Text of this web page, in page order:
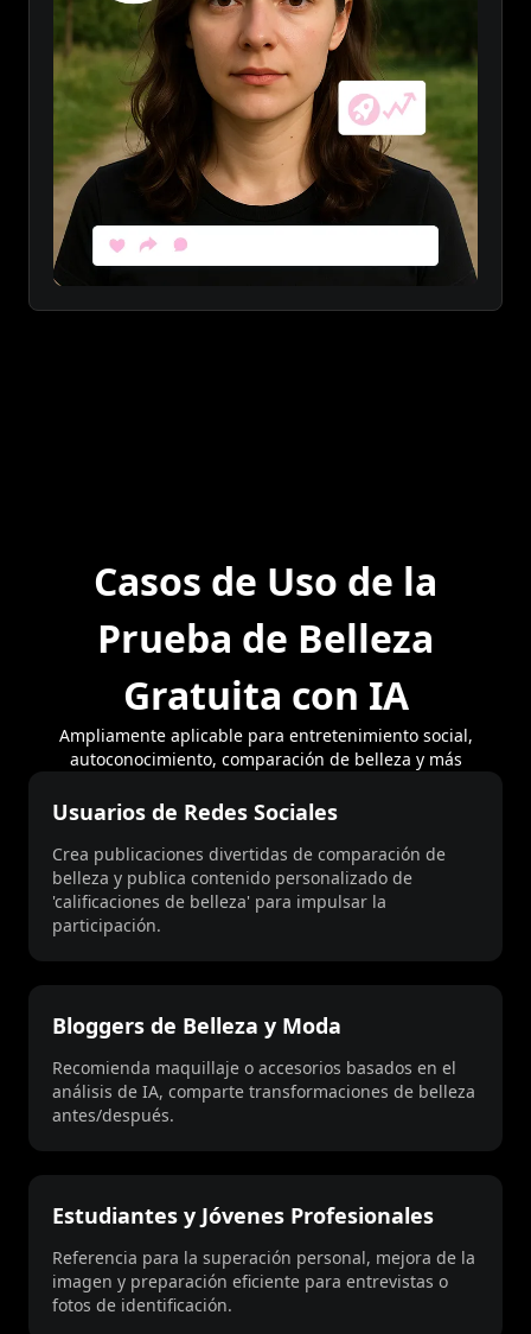
Casos de Uso de la
Prueba de Belleza
Gratuita con IA
Ampliamente aplicable para entretenimiento social,
autoconocimiento, comparación de belleza y más
Usuarios de Redes Sociales
Crea publicaciones divertidas de comparación de
belleza y publica contenido personalizado de
'calificaciones de belleza' para impulsar la
participación.
Bloggers de Belleza y Moda
Recomienda maquillaje o accesorios basados en el
análisis de IA, comparte transformaciones de belleza
antes/después.
Estudiantes y Jóvenes Profesionales
Referencia para la superación personal, mejora de la
imagen y preparación eficiente para entrevistas o
fotos de identificación.